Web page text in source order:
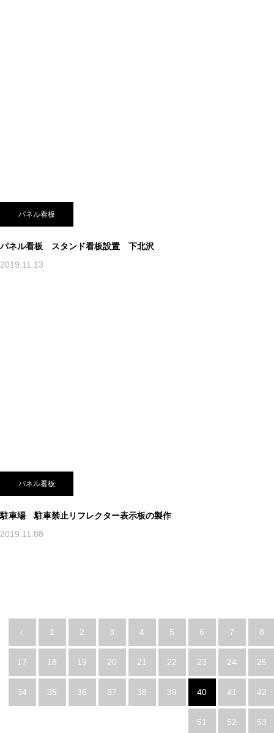
パネル看板
パネル看板 スタンド看板設置 下北沢
2019.11.13
パネル看板
駐車場 駐車禁止リフレクター表示板の製作
2019.11.08
1 2 3 4 5 6 7 8
17 18 19 20 21 22 23 24 25
34 35 36 37 38 39 40 41 42
51 52 53